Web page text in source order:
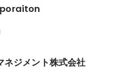
ネジメント株式会社